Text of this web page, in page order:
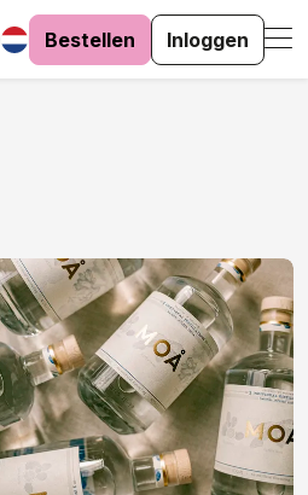
Bestellen Inloggen